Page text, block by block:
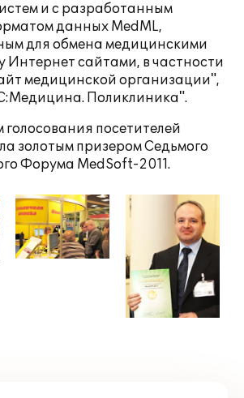
и c разработанным
данных MedML,
для обмена медицинскими
сайтами, в частности
медицинской организации",
Поликлиника".
голосования посетителей
золотым призером Седьмого
Форума MedSoft-2011.